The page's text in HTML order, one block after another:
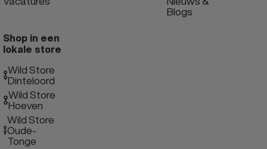
Blogs
Shop in een
lokale store
Wild Store
Dinteloord
Wild Store
Hoeven
Wild Store
Oude-
Tonge